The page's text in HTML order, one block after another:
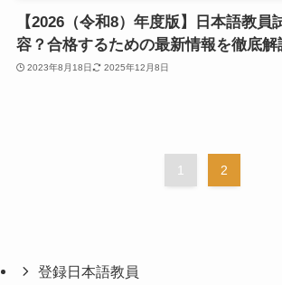
【2026（令和8）年度版】日本語教員
容？合格するための最新情報を徹底解
2023年8月18日 2025年12月8日
1 2
登録日本語教員